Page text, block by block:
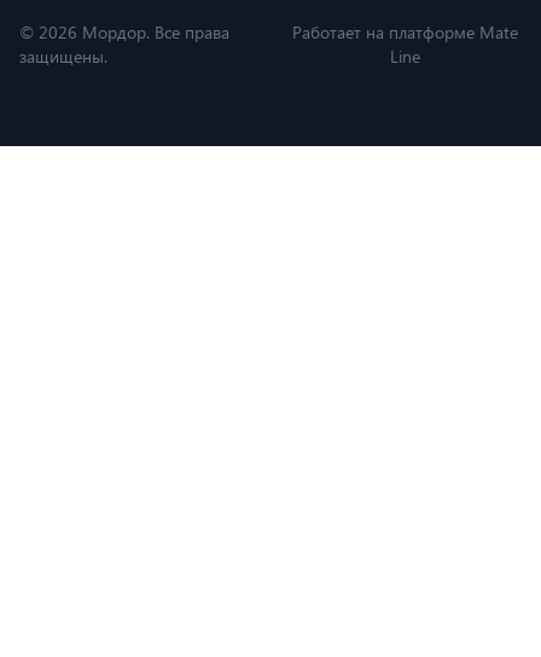
© 2026 Мордор. Все права
защищены.
Работает на платформе Mate
Line